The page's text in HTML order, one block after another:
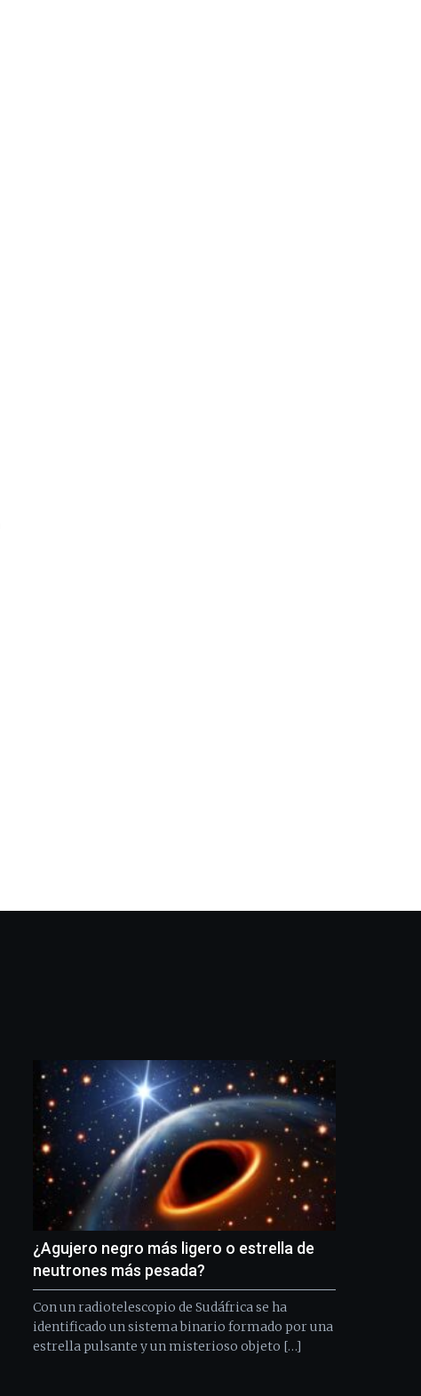
¿Agujero negro más ligero o estrella de
neutrones más pesada?
Con un radiotelescopio de Sudáfrica se ha
identificado un sistema binario formado por una
estrella pulsante y un misterioso objeto […]